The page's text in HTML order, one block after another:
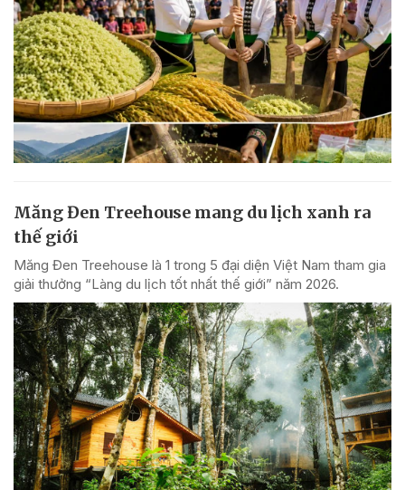
Măng Đen Treehouse mang du lịch xanh ra
thế giới
Măng Đen Treehouse là 1 trong 5 đại diện Việt Nam tham gia
giải thưởng “Làng du lịch tốt nhất thế giới” năm 2026.